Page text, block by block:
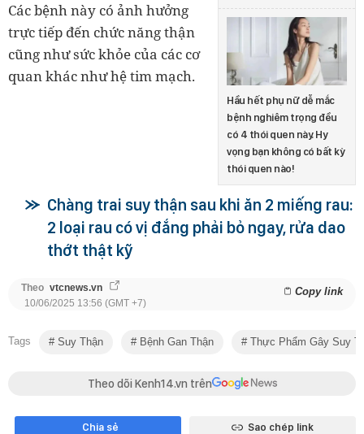
Hầu hết phụ nữ dễ mắc
bệnh nghiêm trọng đều
có 4 thói quen này. Hy
vọng bạn không có bất kỳ
thói quen nào!
Các bệnh này có ảnh hưởng
trực tiếp đến chức năng thận
cũng như sức khỏe của các cơ
quan khác như hệ tim mạch.
Chàng trai suy thận sau khi ăn 2 miếng rau:
2 loại rau có vị đắng phải bỏ ngay, rửa dao
thớt thật kỹ
Theo vtcnews.vn Copy link
10/06/2025 13:56 (GMT +7)
Tags Suy Thận Bệnh Gan Thận Thực Phẩm Gây Suy
Theo dõi Kenh14.vn trên
Chia sẻ Sao chép link